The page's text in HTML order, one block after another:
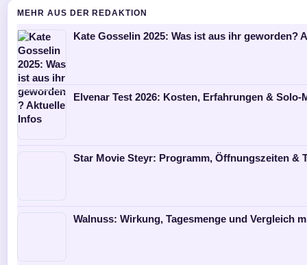
MEHR AUS DER REDAKTION
Kate Gosselin 2025: Was ist aus ihr geworden?
Elvenar Test 2026: Kosten, Erfahrungen & Solo-
Star Movie Steyr: Programm, Öffnungszeiten &
Walnuss: Wirkung, Tagesmenge und Vergleich